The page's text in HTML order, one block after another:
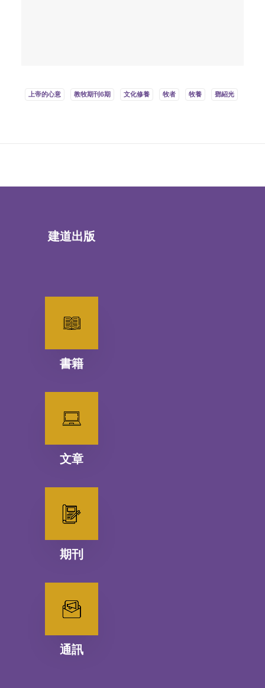
上帝的心意 教牧期刊6期 文化修養 牧者 牧養 鄧紹光
建道出版
書籍
文章
期刊
通訊